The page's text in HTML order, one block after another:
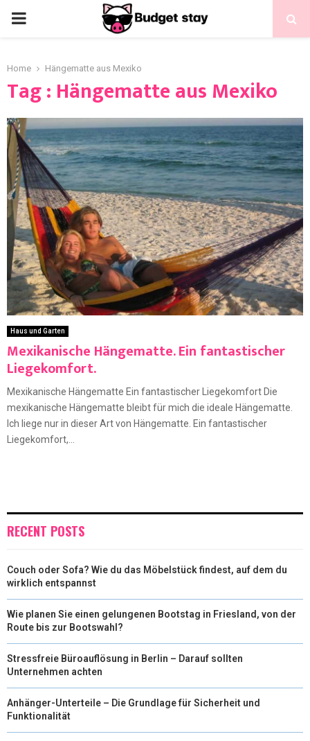
Home Hängematte aus Mexiko
Tag : Hängematte aus Mexiko
Haus und Garten
Mexikanische Hängematte. Ein fantastischer
Liegekomfort.
Mexikanische Hängematte Ein fantastischer Liegekomfort Die
mexikanische Hängematte bleibt für mich die ideale Hängematte.
Ich liege nur in dieser Art von Hängematte. Ein fantastischer
Liegekomfort,...
RECENT POSTS
Couch oder Sofa? Wie du das Möbelstück findest, auf dem du
wirklich entspannst
Wie planen Sie einen gelungenen Bootstag in Friesland, von der
Route bis zur Bootswahl?
Stressfreie Büroauflösung in Berlin – Darauf sollten
Unternehmen achten
Anhänger-Unterteile – Die Grundlage für Sicherheit und
Funktionalität